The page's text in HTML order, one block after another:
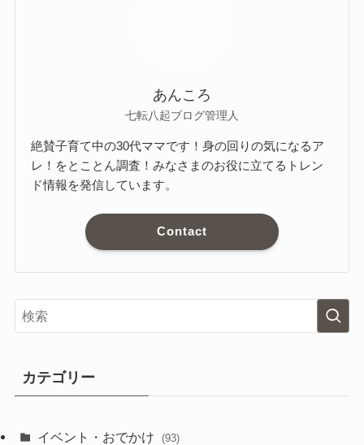
あんころ
七転八起ブログ管理人
絶賛子育て中の30代ママです！身の回りの気になるア
レ！をとことん調査！みなさまのお役に立てるトレン
ド情報を発信しています。
Contact
カテゴリー
イベント・おでかけ (93)